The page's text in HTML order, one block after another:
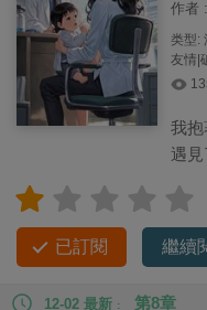
作者
类型:
友情|
我
遇見
他意味深長地打量我，「
已訂閱 繼續
12-02 最新 第8章